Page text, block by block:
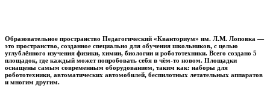
Образовательное пространство Педагогический «Кванториум» им. Л.М. Лоповка —
это пространство, созданное специально для обучения школьников, с целью
углублённого изучения физики, химии, биологии и робототехники. Всего создано 5
площадок, где каждый может попробовать себя в чём-то новом. Площадки
оснащены самым современным оборудованием, таким как: наборы для
робототехники, автоматических автомобилей, беспилотных летательных аппаратов
и многим другим.